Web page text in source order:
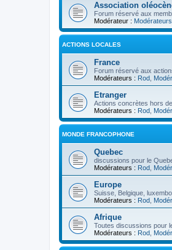
Association
Forum réservé aux
Modérateur : Modérateurs
ACTIONS LOCALES
France
Forum réservé aux
Modérateurs : Rod
Etranger
Actions concrètes hors
Modérateurs : Rod
MONDE FRANCOPHONE
Quebec
discussions pour le
Modérateurs : Rod
Europe
Suisse, Belgique,
Modérateurs : Rod
Afrique
Toutes discussions pour
Modérateurs : Rod